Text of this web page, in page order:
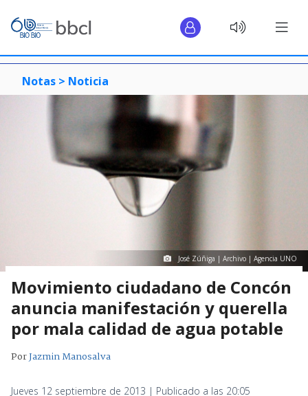
Notas > Noticia
José Zúñiga | Archivo | Agencia UNO
Movimiento ciudadano de Concón
anuncia manifestación y querella
por mala calidad de agua potable
PorJazmin Manosalva
Jueves 12 septiembre de 2013 | Publicado a las 20:05